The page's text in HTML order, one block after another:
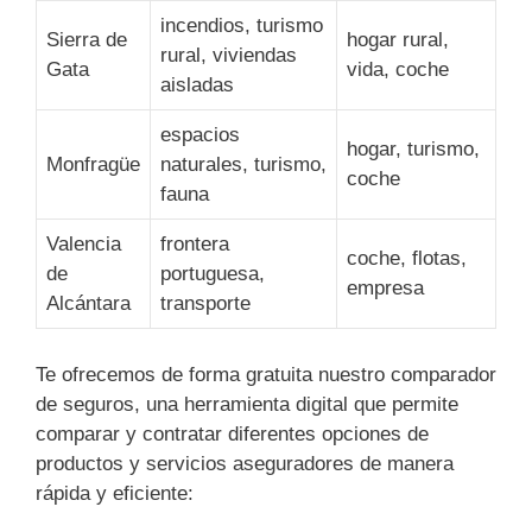
Sierra de
Gata
incendios, turismo
rural, viviendas
aisladas
hogar rural,
vida, coche
Monfragüe
espacios
naturales, turismo,
fauna
hogar, turismo,
coche
Valencia
de
Alcántara
frontera
portuguesa,
transporte
coche, flotas,
empresa
Te ofrecemos de forma gratuita nuestro comparador
de seguros, una herramienta digital que permite
comparar y contratar diferentes opciones de
productos y servicios aseguradores de manera
rápida y eficiente: